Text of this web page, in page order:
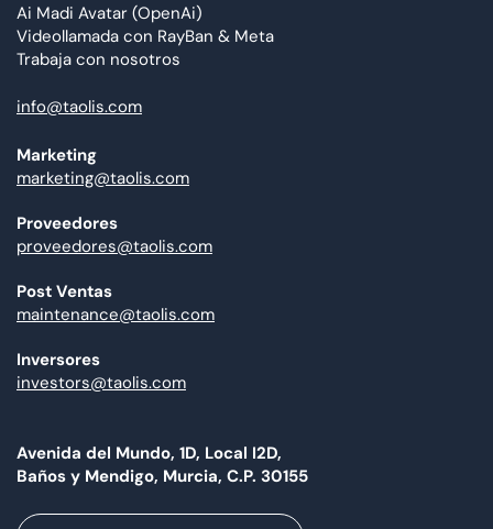
Ai Madi Avatar (OpenAi)
Videollamada con RayBan & Meta
Trabaja con nosotros
info@taolis.com
Marketing
marketing@taolis.com
Proveedores
proveedores@taolis.com
Post Ventas
maintenance@taolis.com
Inversores
investors@taolis.com
Avenida del Mundo, 1D, Local I2D,
Baños y Mendigo, Murcia, C.P. 30155